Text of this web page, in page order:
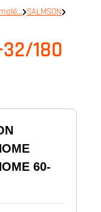
SALMSON
32/180
60-